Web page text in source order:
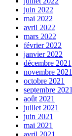
juin 2022
mai 2022
avril 2022
mars 2022
février 2022
janvier 2022
décembre 2021
novembre 2021
octobre 2021
septembre 2021
août 2021
juillet 2021
juin 2021
mai 2021
avril 2021